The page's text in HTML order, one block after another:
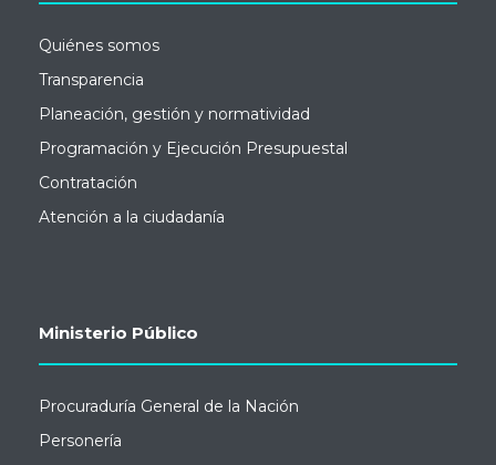
Quiénes somos
Transparencia
Planeación, gestión y normatividad
Programación y Ejecución Presupuestal
Contratación
Atención a la ciudadanía
Ministerio Público
Procuraduría General de la Nación
Personería